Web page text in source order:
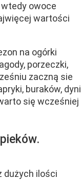
wtedy owoce
wartości
na ogórki
porzeczki,
zaczną sie
buraków, dyni
się wcześniej
dużych ilości